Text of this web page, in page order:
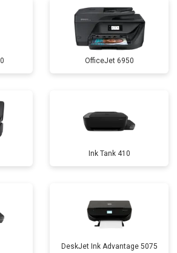
OfficeJet 6950
Ink Tank 410
DeskJet Ink Advantage 5075